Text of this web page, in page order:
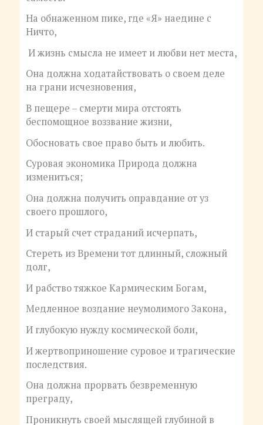
На обнаженном пике, где «Я» наедине с
Ничто,
И жизнь смысла не имеет и любви нет места,
Она должна ходатайствовать о своем деле
на грани исчезновения,
В пещере – смерти мира отстоять
беспомощное воззвание жизни,
Обосновать свое право быть и любить.
Суровая экономика Природа должна
измениться;
Она должна получить оправдание от уз
своего прошлого,
И старый счет страданий исчерпать,
Стереть из Времени тот длинный, сложный
долг,
И рабство тяжкое Кармическим Богам,
Медленное воздание неумолимого Закона,
И глубокую нужду космической боли,
И жертвоприношение суровое и трагические
последствия.
Она должна прорвать безвременную
преграду,
Проникнуть своей мыслящей глубиной в